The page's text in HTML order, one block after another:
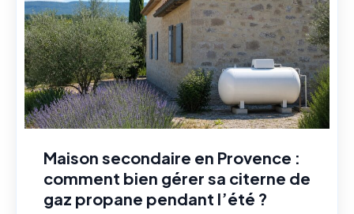
Maison secondaire en Provence :
comment bien gérer sa citerne de
gaz propane pendant l’été ?